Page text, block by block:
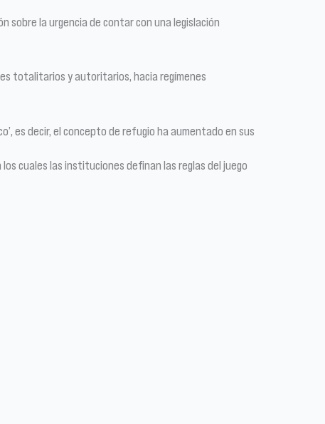
sobre la urgencia de contar con una legislación
totalitarios y autoritarios, hacia regímenes
es decir, el concepto de refugio ha aumentado en sus
cuales las instituciones definan las reglas del juego